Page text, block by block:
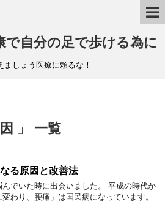
で自分の足で歩ける為に
ましょう医療に頼るな！
」 一覧
る原因と改善法
んでいた時に出会いました。 平成の時代か
変わり、腰痛」は国民病になっています。